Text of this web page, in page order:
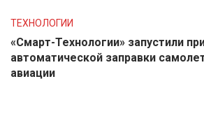
ТЕХНОЛОГИИ
«Смарт-Технологии» запустили
автоматической заправки
авиации